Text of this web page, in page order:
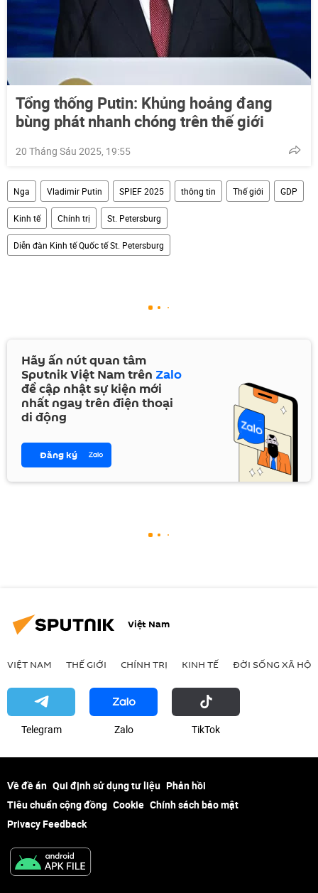
Tổng thống Putin: Khủng hoảng đang
bùng phát nhanh chóng trên thế giới
20 Tháng Sáu 2025, 19:55
Nga Vladimir Putin SPIEF 2025 thông tin Thế giới GDP
Kinh tế Chính trị St. Petersburg
Diễn đàn Kinh tế Quốc tế St. Petersburg
Hãy ấn nút quan tâm
Sputnik Việt Nam trên Zalo
để cập nhật sự kiện mới
nhất ngay trên điện thoại
di động
Đăng ký
Việt Nam
VIỆT NAM THẾ GIỚI CHÍNH TRỊ KINH TẾ ĐỜI SỐNG XÃ HỘI
Telegram Zalo ТikТоk
Về đề án Qui định sử dụng tư liệu Phản hồi
Tiêu chuẩn cộng đồng Cookie Chính sách bảo mật
Privacy Feedback